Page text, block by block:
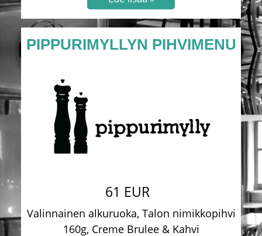
PIPPURIMYLLYN PIHVIMENU
61 EUR
Valinnainen alkuruoka, Talon nimikkopihvi
160g, Creme Brulee & Kahvi